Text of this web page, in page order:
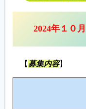
求人情報検索
履歴書ジェネレー
2024年１０
【 募集内容】